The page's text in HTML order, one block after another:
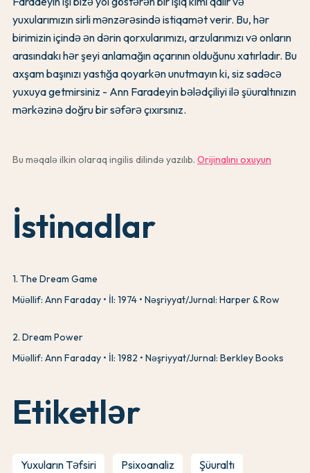
yuxularımızın sirli mənzərəsində istiqamət verir. Bu, hər
birimizin içində ən dərin qorxularımızı, arzularımızı və onların
arasındakı hər şeyi anlamağın açarının olduğunu xatırladır. Bu
axşam başınızı yastığa qoyarkən unutmayın ki, siz sadəcə
yuxuya getmirsiniz - Ann Faradeyin bələdçiliyi ilə şüuraltınızın
mərkəzinə doğru bir səfərə çıxırsınız.
Bu məqalə ilkin olaraq ingilis dilində yazılıb. Orijinalını oxuyun
İstinadlar
1. The Dream Game
Müəllif: Ann Faraday
İl: 1974 Nəşriyyat/Jurnal: Harper & Row
2. Dream Power
Müəllif: Ann Faraday
İl: 1982 Nəşriyyat/Jurnal: Berkley Books
Etiketlər
Yuxuların Təfsiri Psixoanaliz Şüuraltı